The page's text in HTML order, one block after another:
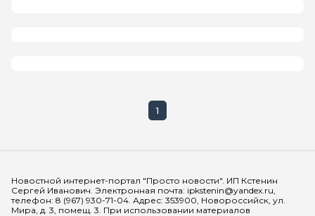
1
Новостной интернет-портал "Просто новости". ИП Кстенин
Сергей Иванович. Электронная почта: ipkstenin@yandex.ru,
телефон: 8 (967) 930-71-04. Адрес: 353900, Новороссийск, ул.
Мира, д. 3, помещ. 3. При использовании материалов